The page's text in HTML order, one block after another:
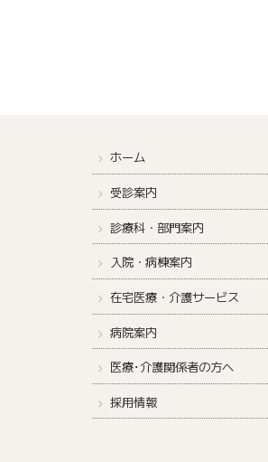
ホーム
受診案内
診療科・部門案内
入院・病棟案内
在宅医療・介護サービス
病院案内
医療･介護関係者の方へ
採用情報